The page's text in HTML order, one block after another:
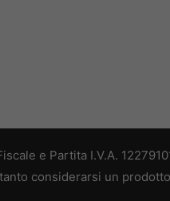
e Partita I.V.A.
considerarsi un